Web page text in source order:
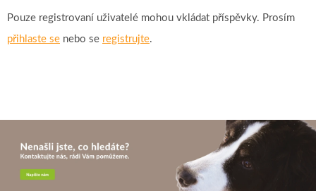
Pouze registrovaní uživatelé mohou vkládat příspěvky. Prosím
přihlaste se nebo se registrujte.